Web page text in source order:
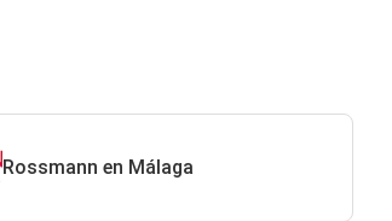
Rossmann en Málaga